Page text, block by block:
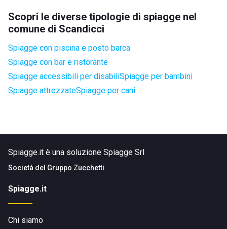
Scopri le diverse tipologie di spiagge nel
comune di Scandicci
Spiagge con piscina e posto barca
Spiagge con bar e ristorante
Spiagge accessibili per disabiliSpiagge per bambini
Spiagge attrezzateSpiagge per cani
Spiagge.it è una soluzione Spiagge Srl
Società del Gruppo Zucchetti
Spiagge.it
Chi siamo